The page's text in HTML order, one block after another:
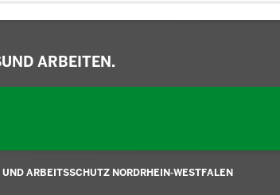
ARBEITEN.
ARBEITSSCHUTZ NORDRHEIN-WESTFALEN